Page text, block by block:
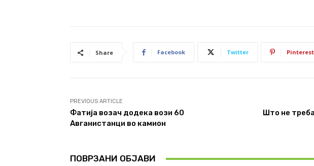
Share Facebook Twitter Pinterest
PREVIOUS ARTICLE
Фатија возач додека вози 60
Авганистанци во камион
Што не
ПОВРЗАНИ ОБЈАВИ